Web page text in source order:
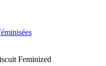
Feminized